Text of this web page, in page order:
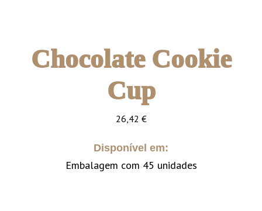
Chocolate Cookie
Cup
26,42 €
Disponível em:
Embalagem com 45 unidades